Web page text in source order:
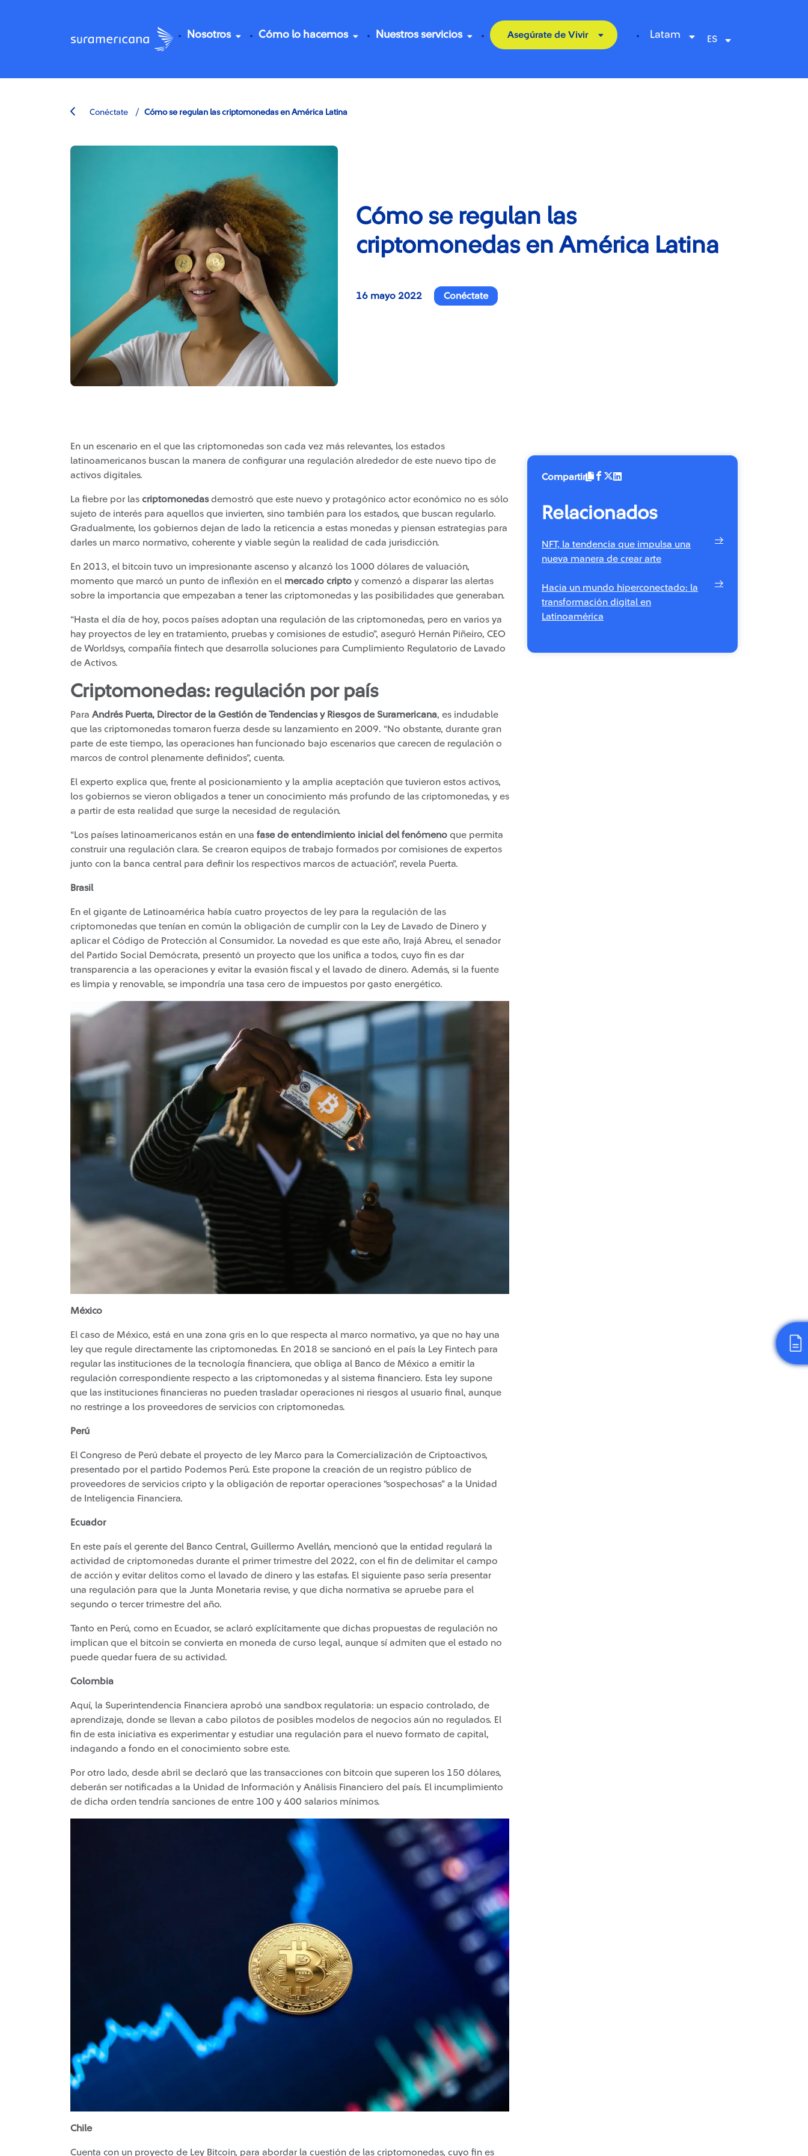
Nosotros Cómo lo hacemos Nuestros servicios Asegúrate de Vivir Latam
Conéctate / Cómo se regulan las criptomonedas en América Latina
Cómo se regulan las
criptomonedas en América Latina
16 mayo 2022 Conéctate
En un escenario en el que las criptomonedas son cada vez más relevantes, los estados
latinoamericanos buscan la manera de configurar una regulación alrededor de este nuevo tipo de
activos digitales.
La fiebre por las criptomonedasdemostró que este nuevo y protagónico actor económico no es sólo
sujeto de interés para aquellos que invierten, sino también para los estados, que buscan regularlo.
Gradualmente, los gobiernos dejan de lado la reticencia a estas monedas y piensan estrategias para
darles un marco normativo, coherente y viable según la realidad de cada jurisdicción.
En 2013, el bitcoin tuvo un impresionante ascenso y alcanzó los 1000 dólares de valuación,
momento que marcó un punto de inflexión en el mercado cripto y comenzó a disparar las alertas
sobre la importancia que empezaban a tener las criptomonedas y las posibilidades que generaban.
“Hasta el día de hoy, pocos países adoptan una regulación de las criptomonedas, pero en varios ya
hay proyectos de ley en tratamiento, pruebas y comisiones de estudio”, aseguró Hernán Piñeiro, CEO
de Worldsys, compañía fintech que desarrolla soluciones para Cumplimiento Regulatorio de Lavado
de Activos.
Criptomonedas: regulación por país
Para Andrés Puerta, Director de la Gestión de Tendencias y Riesgos de Suramericana, es indudable
que las criptomonedas tomaron fuerza desde su lanzamiento en 2009. “No obstante, durante gran
parte de este tiempo, las operaciones han funcionado bajo escenarios que carecen de regulación o
marcos de control plenamente definidos”, cuenta.
El experto explica que, frente al posicionamiento y la amplia aceptación que tuvieron estos activos,
los gobiernos se vieron obligados a tener un conocimiento más profundo de las criptomonedas, y es
a partir de esta realidad que surge la necesidad de regulación.
“Los países latinoamericanos están en una fase de entendimiento inicial del fenómeno que permita
construir una regulación clara. Se crearon equipos de trabajo formados por comisiones de expertos
junto con la banca central para definir los respectivos marcos de actuación”, revela Puerta.
Brasil
En el gigante de Latinoamérica había cuatro proyectos de ley para la regulación de las
criptomonedas que tenían en común la obligación de cumplir con la Ley de Lavado de Dinero y
aplicar el Código de Protección al Consumidor. La novedad es que este año, Irajá Abreu, el senador
del Partido Social Demócrata, presentó un proyecto que los unifica a todos, cuyo fin es dar
transparencia a las operaciones y evitar la evasión fiscal y el lavado de dinero. Además, si la fuente
es limpia y renovable, se impondría una tasa cero de impuestos por gasto energético.
México
El caso de México, está en una zona gris en lo que respecta al marco normativo, ya que no hay una
ley que regule directamente las criptomonedas. En 2018 se sancionó en el país la Ley Fintech para
regular las instituciones de la tecnología financiera, que obliga al Banco de México a emitir la
regulación correspondiente respecto a las criptomonedas y al sistema financiero. Esta ley supone
que las instituciones financieras no pueden trasladar operaciones ni riesgos al usuario final, aunque
no restringe a los proveedores de servicios con criptomonedas.
Perú
El Congreso de Perú debate el proyecto de ley Marco para la Comercialización de Criptoactivos,
presentado por el partido Podemos Perú. Este propone la creación de un registro público de
proveedores de servicios cripto y la obligación de reportar operaciones “sospechosas” a la Unidad
de Inteligencia Financiera.
Ecuador
En este país el gerente del Banco Central, Guillermo Avellán, mencionó que la entidad regulará la
actividad de criptomonedas durante el primer trimestre del 2022, con el fin de delimitar el campo
de acción y evitar delitos como el lavado de dinero y las estafas. El siguiente paso sería presentar
una regulación para que la Junta Monetaria revise, y que dicha normativa se apruebe para el
segundo o tercer trimestre del año.
Tanto en Perú, como en Ecuador, se aclaró explícitamente que dichas propuestas de regulación no
implican que el bitcoin se convierta en moneda de curso legal, aunque sí admiten que el estado no
puede quedar fuera de su actividad.
Colombia
Aquí, la Superintendencia Financiera aprobó una sandbox regulatoria: un espacio controlado, de
aprendizaje, donde se llevan a cabo pilotos de posibles modelos de negocios aún no regulados. El
fin de esta iniciativa es experimentar y estudiar una regulación para el nuevo formato de capital,
indagando a fondo en el conocimiento sobre este.
Por otro lado, desde abril se declaró que las transacciones con bitcoin que superen los 150 dólares,
deberán ser notificadas a la Unidad de Información y Análisis Financiero del país. El incumplimiento
de dicha orden tendría sanciones de entre 100 y 400 salarios mínimos.
Chile
Cuenta con un proyecto de Ley Bitcoin, para abordar la cuestión de las criptomonedas, cuyo fin es
Compartir
Relacionados
NFT, la tendencia que impulsa una
nueva manera de crear arte
Hacia un mundo hiperconectado: la
transformación digital en
Latinoamérica